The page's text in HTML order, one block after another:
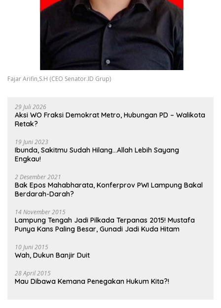
Fajar Arifin,S.H (CEO Senator.ID Grup)
29 Juli 2026
Aksi WO Fraksi Demokrat Metro, Hubungan PD – Walikota
Retak?
19 Juni 2023
Ibunda, Sakitmu Sudah Hilang…Allah Lebih Sayang
Engkau!
2 Desember 2021
Bak Epos Mahabharata, Konferprov PWI Lampung Bakal
Berdarah-Darah?
14 November 2015
Lampung Tengah Jadi Pilkada Terpanas 2015! Mustafa
Punya Kans Paling Besar, Gunadi Jadi Kuda Hitam
10 Juni 2015
Wah, Dukun Banjir Duit
28 April 2015
Mau Dibawa Kemana Penegakan Hukum Kita?!